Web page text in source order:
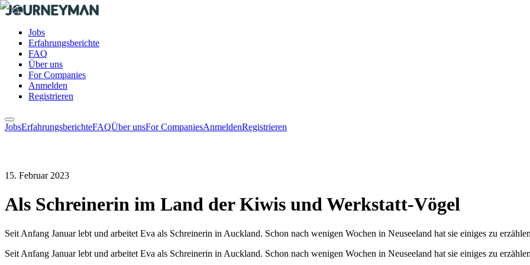
Jobs
Erfahrungsberichte
FAQ
Über uns
For Companies
Anmelden
Registrieren
JobsErfahrungsberichteFAQÜber unsFor CompaniesAnmeldenRegistrieren
15. Februar 2023
Als Schreinerin im Land der Kiwis und Werkstatt-Vögel
Seit Anfang Januar lebt und arbeitet Eva als Schreinerin in Auckland. Schon nach wenigen Wochen in Neuseeland hat sie einiges zu
Seit Anfang Januar lebt und arbeitet Eva als Schreinerin in Auckland. Schon nach wenigen Wochen in Neuseeland hat sie einiges zu